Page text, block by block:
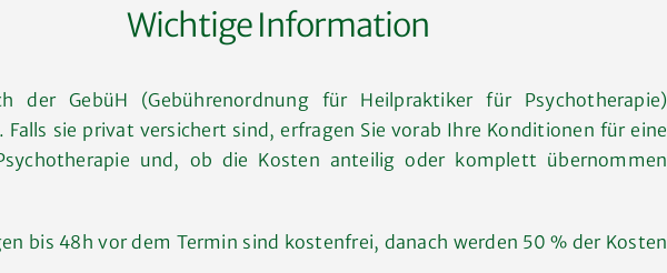
Wichtige Information
der GebüH (Gebührenordnung für Heilpraktiker für Psychotherapie)
Falls sie privat versichert sind, erfragen Sie vorab Ihre Konditionen für eine
und, ob die Kosten anteilig oder komplett übernommen
bis 48h vor dem Termin sind kostenfrei, danach werden 50 % der Kosten